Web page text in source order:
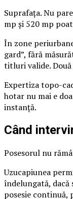
Suprafața. Nu
mp și 520 mp
În zone
gard”, fără
titluri valide. Două
Expertiza topo-
hotar nu mai e
instanță.
Când
Posesorul nu
Uzucapiunea
îndelungată,
posesie continuă,